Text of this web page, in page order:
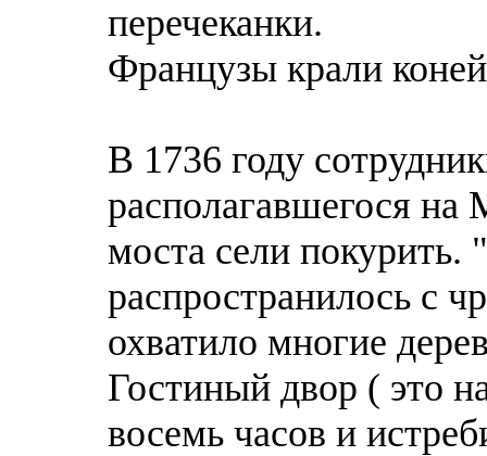
перечеканки.
Французы крали
В 1736 году
располагавшегося на
моста сели
распространилось с
охватило многие
Гостиный двор ( это
восемь часов и